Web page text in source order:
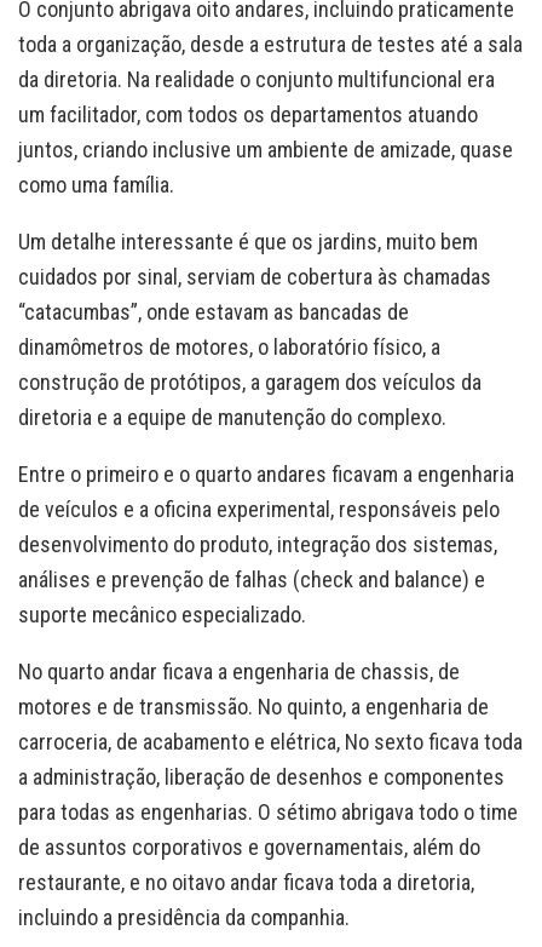
O conjunto abrigava oito andares, incluindo praticamente
toda a organização, desde a estrutura de testes até a sala
da diretoria. Na realidade o conjunto multifuncional era
um facilitador, com todos os departamentos atuando
juntos, criando inclusive um ambiente de amizade, quase
como uma família.
Um detalhe interessante é que os jardins, muito bem
cuidados por sinal, serviam de cobertura às chamadas
“catacumbas”, onde estavam as bancadas de
dinamômetros de motores, o laboratório físico, a
construção de protótipos, a garagem dos veículos da
diretoria e a equipe de manutenção do complexo.
Entre o primeiro e o quarto andares ficavam a engenharia
de veículos e a oficina experimental, responsáveis pelo
desenvolvimento do produto, integração dos sistemas,
análises e prevenção de falhas (check and balance) e
suporte mecânico especializado.
No quarto andar ficava a engenharia de chassis, de
motores e de transmissão. No quinto, a engenharia de
carroceria, de acabamento e elétrica, No sexto ficava toda
a administração, liberação de desenhos e componentes
para todas as engenharias. O sétimo abrigava todo o time
de assuntos corporativos e governamentais, além do
restaurante, e no oitavo andar ficava toda a diretoria,
incluindo a presidência da companhia.